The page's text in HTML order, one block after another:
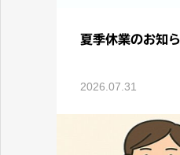
夏季休業のお知
2026.07.31